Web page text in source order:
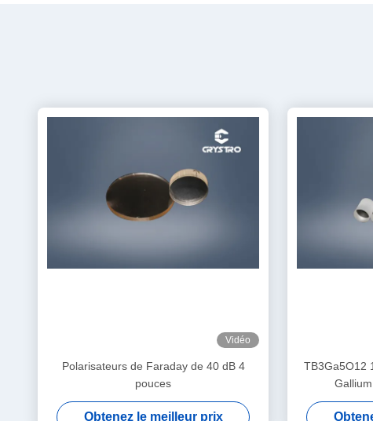
Vidéo
Polarisateurs de Faraday de 40 dB 4
pouces
Obtenez le meilleur prix
TB3Ga5O12